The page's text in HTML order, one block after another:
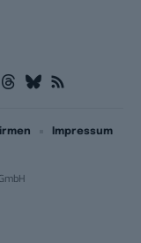
Impressum